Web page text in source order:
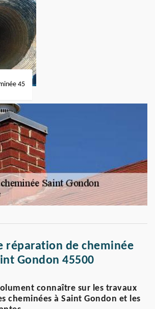
45
réparation de cheminée
Gondon 45500
connaître sur les travaux
cheminées à Saint Gondon et les